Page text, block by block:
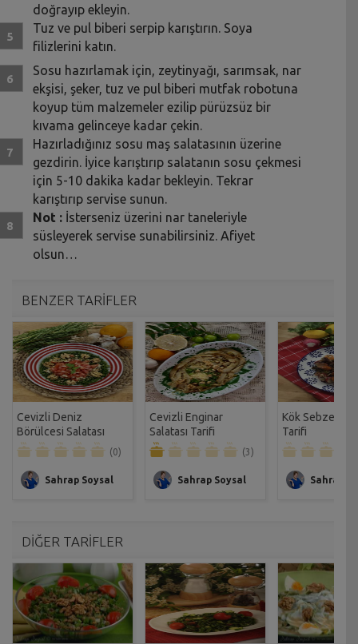
doğrayıp ekleyin.
Tuz ve pul biberi serpip karıştırın. Soya
filizlerini katın.
Sosu hazırlamak için, zeytinyağı, sarımsak, nar
ekşisi, şeker, tuz ve pul biberi mutfak robotuna
koyup tüm malzemeler ezilip pürüzsüz bir
kıvama gelinceye kadar çekin.
Hazırladığınız sosu maş salatasının üzerine
gezdirin. İyice karıştırıp salatanın sosu çekmesi
için 5-10 dakika kadar bekleyin. Tekrar
karıştırıp servise sunun.
Not : İsterseniz üzerini nar taneleriyle
süsleyerek servise sunabilirsiniz. Afiyet
olsun…
BENZER TARİFLER
Cevizli Deniz
Börülcesi Salatası
Tarifi
(0)
Sahrap Soysal
Cevizli Enginar
Salatası Tarifi
(3)
Sahrap Soysal
Kök Sebze
Tarifi
Sahrap
DİĞER TARİFLER